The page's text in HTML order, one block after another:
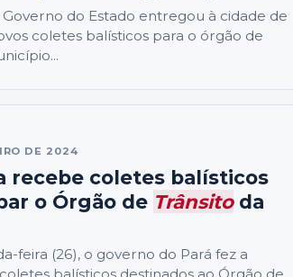
Governo do Estado entregou à cidade de
coletes balísticos para o órgão de
DE 2024
recebe coletes balísticos
o Órgão de Trânsitoda
feira (26), o governo do Pará fez a